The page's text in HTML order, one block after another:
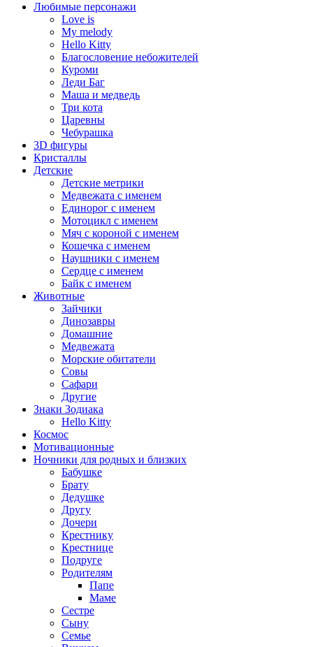
Любимые персонажи
Love is
My melody
Hello Kitty
Благословение небожителей
Куроми
Леди Баг
Маша и медведь
Три кота
Царевны
Чебурашка
3D фигуры
Кристаллы
Детские
Детские метрики
Медвежата с именем
Единорог с именем
Мотоцикл с именем
Мяч с короной с именем
Кошечка с именем
Наушники с именем
Сердце с именем
Байк с именем
Животные
Зайчики
Динозавры
Домашние
Медвежата
Морские обитатели
Совы
Сафари
Другие
Знаки Зодиака
Hello Kitty
Космос
Мотивационные
Ночники для родных и близких
Бабушке
Брату
Дедушке
Другу
Дочери
Крестнику
Крестнице
Подруге
Родителям
Папе
Маме
Сестре
Сыну
Семье